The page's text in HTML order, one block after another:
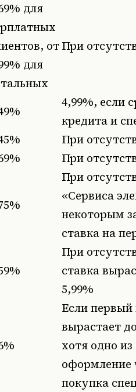
для
от
для
При
4,99%, если
кредита и
При
При
При
«Сервиса
некоторым
ставка на
При
ставка
5,99%
Если первый
вырастает
хотя одно
оформление
покупка